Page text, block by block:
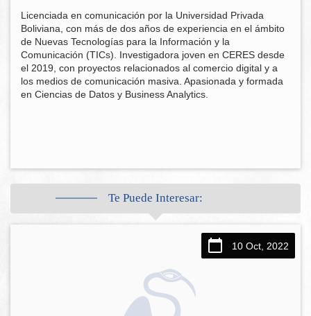
Licenciada en comunicación por la Universidad Privada
Boliviana, con más de dos años de experiencia en el ámbito
de Nuevas Tecnologías para la Información y la
Comunicación (TICs). Investigadora joven en CERES desde
el 2019, con proyectos relacionados al comercio digital y a
los medios de comunicación masiva. Apasionada y formada
en Ciencias de Datos y Business Analytics.
Te Puede Interesar:
10 Oct, 2022